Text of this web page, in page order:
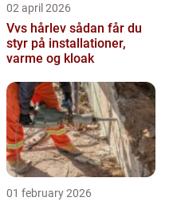
02 april 2026
Vvs hårlev sådan får du
styr på installationer,
varme og kloak
01 february 2026